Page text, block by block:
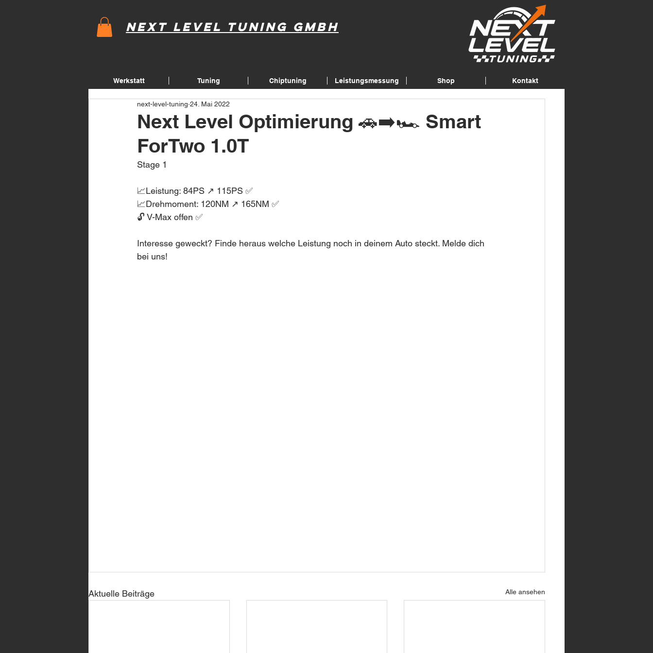
Next Level Tuning GmbH
Werkstatt Tuning Chiptuning Leistungsmessung Shop Kontakt
Next Level Optimierung 🚗➡️🏎 Smart
ForTwo 1.0T
next-level-tuning 24. Mai 2022
Stage 1
📈Leistung: 84PS ↗️ 115PS ✅
📈Drehmoment: 120NM ↗️ 165NM ✅
🔓 V-Max offen ✅
Interesse geweckt? Finde heraus welche Leistung noch in deinem Auto steckt. Melde dich
bei uns!
Aktuelle Beiträge Alle ansehen